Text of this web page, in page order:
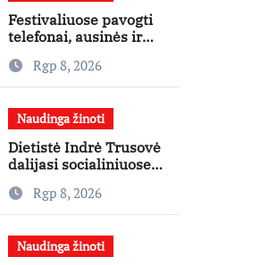
Festivaliuose pavogti
telefonai, ausinės ir
primena apie
didžiausias finansines
rizikas
Rgp 8, 2026
Naudinga žinoti
Dietistė Indrė Trusovė
dalijasi socialiniuose
išpopuliarėjusiu lašišos
salotų receptu
Rgp 8, 2026
Naudinga žinoti